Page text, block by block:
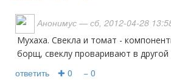
Анонимус — сб, 2012-04-28
Мухаха. Свекла и томат - компоненты зажарки. Иногда, чтобы не дать свекле окрасить
борщ, свеклу проваривают в
ответить ✚ 0 − 0